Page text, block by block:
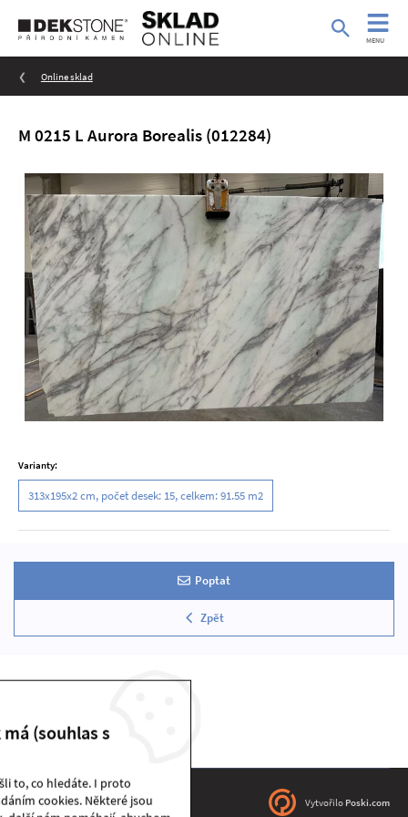
MENU
Online sklad
M 0215 L Aurora Borealis (012284)
Varianty:
313x195x2 cm, počet desek: 15, celkem: 91.55 m2
Poptat
Zpět
DEKSTONE sklad | © 2026 Vytvořilo Poski.com
(souhlas s
to, co hledáte. I proto
cookies. Některé jsou